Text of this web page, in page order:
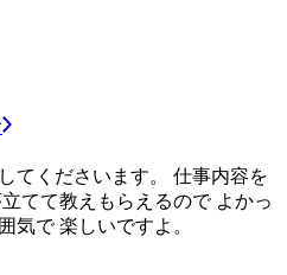
てくださいます。 仕事内容を
てて教えもらえるので よかっ
気で 楽しいですよ。